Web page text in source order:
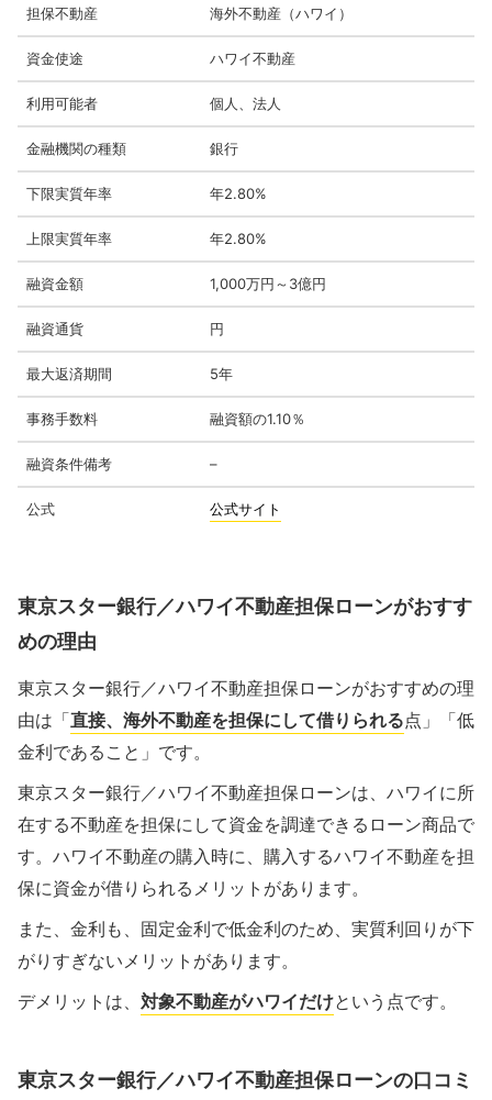
担保不動産 海外不動産（ハワイ）
資金使途 ハワイ不動産
利用可能者 個人、法人
金融機関の種類 銀行
下限実質年率 年2.80%
上限実質年率 年2.80%
融資金額 1,000万円～3億円
融資通貨 円
最大返済期間 5年
事務手数料 融資額の1.10％
融資条件備考 –
公式 公式サイト
東京スター銀行／ハワイ不動産担保ローンがおすす
めの理由
東京スター銀行／ハワイ不動産担保ローンがおすすめの理
由は「直接、海外不動産を担保にして借りられる点」「低
金利であること」です。
東京スター銀行／ハワイ不動産担保ローンは、ハワイに所
在する不動産を担保にして資金を調達できるローン商品で
す。ハワイ不動産の購入時に、購入するハワイ不動産を担
保に資金が借りられるメリットがあります。
また、金利も、固定金利で低金利のため、実質利回りが下
がりすぎないメリットがあります。
デメリットは、 対象不動産がハワイだけという点です。
東京スター銀行／ハワイ不動産担保ローンの口コミ